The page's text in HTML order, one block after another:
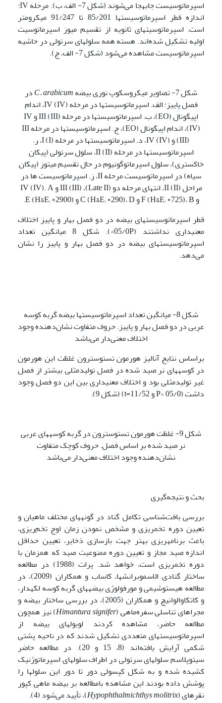
اسپرماتوسیست جابه­جا می‌شوند (شکل 7- الف، ب). مرحله IV:
اندازه قطر اسپرماتوسیست­ها 85/201 تا 91/247 میکرومتر
است. اسپرماتوسیت­های ثانویه از تقسیم میوز اسپرماتوسیت
اولیه تشکیل شده‌اند. هسته همه سلول­های سرتولی در حاشیه
اسپرماتوسیست مشاهده می‌شود (شکل 7- الف، ج).
شکل 7- تصاویر میکروسکوپ نوری بیضه C. arabicumدر
فصل پاییز: الف. اسپرماتوسیست­ها در مرحله IV (IV)، اندام
اپیگونال (EO)، ب. اسپرماتوسیست­ها در مرحله III (III) و IV
(IV)، اندام اپیگونال (EO)، ج. اسپرماتوسیست­ها در مرحله III
(III) و IV (IV)، د. اسپرماتوسیست­ها در مرحله I (I)، ر.
اسپرماتوسیست­ها در مرحله II (II)، سلول سرتولی (پیکان
خاکستری)، سلول اسپرماتوگونیوم در حال تقسیم میتوز (پیکان
سیاه) در اسپرماتوسیست مرحله II، ز. اسپرماتوسیست ها در
مراحل II (II)، انتهای مرحله دو (Late II)، III (III) و IV (IV). A
و F (H&E; ×725)، B و C (H&E; ×290)، D و E (H&E; ×2900).
قطر اسپرماتوسیست­های بیضه در دو فصل بهار و پاییز اختلاف
معنی­داری نداشتند (05/0P>). شکل 8 میانگین تعداد
اسپرماتوسیست­های بیضه در دو فصل بهار و پاییز را نشان
می‌دهد.
شکل 8- میانگین تعداد اسپرماتوسیست­ها بیضه گربه کوسه
عربی در دو فصل بهار و پاییز. حروف متفاوت نشان‌دهنده وجود
اختلاف معنی‌دار می‌باشد
براساس نتایج آنالیز هورمون تستوسترون غلظت این هورمون
در کوسه­های نر صید شده در فصل تولیدمثلی بیشتر از فصل
غیر تولیدمثلی بود و اختلاف معنی­داری بین این دو فصل وجود
داشت (05/0 >P و 11/52=t) (شکل 9).
شکل 9- غلظت هورمون تستوسترون در گربه کوسه­های عربی
نر صید شده بر اساس فصل. حروف کوچک متفاوت
نشان‌دهنده وجود اختلاف معنی‌دار می‌باشد
بحث و نتیجه‌گیری
بررسی بافت‌شناسی تکامل گناد در گونه­های مختلف ماهیان و
تعیین دوره تخم­ریزی و مشخص نمودن زمان اوج تخم‌ریزی،
باعث برنامه­ریزی بهتر جهت بازسازی ذخایر، تعیین حداقل
اندازه صید مجاز و تعیین دوره ممنوعیت صید که هم­زمان با
دوره تخم­ریزی است، خواهد شد. پرات (1988) در مطالعه
ساختار گنادی الاسموبرانش­ها، کاساب و همکاران (2009)، در
مطالعه هیستوشیمی و مورفولوژی بیضه­های گربه کوسه لکه­دار،
و کاتکاوالوانیچ و همکاران (2005)، در بررسی ساختار بیضه و
مجراهای تناسلی سفره‌ماهی (Himantura signifer) نیز همچون
مطالعه حاضر، مشاهده کردند لوبول­های بیضه از
اسپرماتوسیست­های متعددی تشکیل شدند که در ناحیه پشتی
شکمی آرایش یافته‌اند (8، 15 و 20). در مطالعه حاضر
سیتوپلاسم سلول­های سرتولی در اطراف سلول­های اسپرماتوژنیک
کشیده شده و به شکل کپسولی دور تا دور این سلول­ها را
پوشش داده بودند این مشاهده بامطالعه بر بیضه ماهی کپور
نقره­ای (Hypophthalmichthys molitrix)، تأیید می‌شود (4).